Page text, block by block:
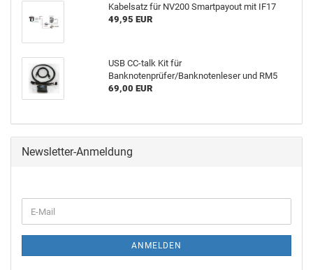
Kabelsatz für NV200 Smartpayout mit IF17
49,95 EUR
USB CC-talk Kit für
Banknotenprüfer/Banknotenleser und RM5
69,00 EUR
Newsletter-Anmeldung
ANMELDEN